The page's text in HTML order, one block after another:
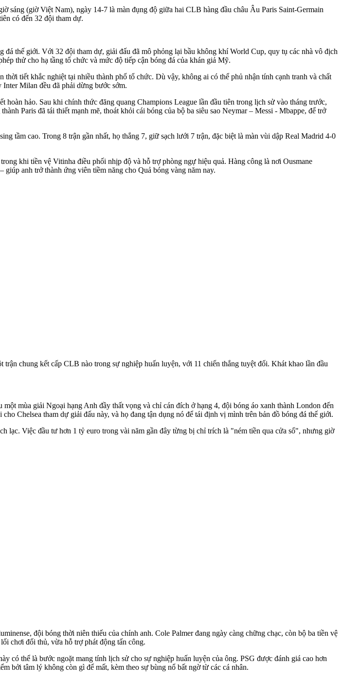
sáng (giờ Việt Nam), ngày 14-7 là màn đụng độ giữa hai CLB hàng đầu châu Âu Paris Saint-Germain
có đến 32 đội tham dự.
thế giới. Với 32 đội tham dự, giải đấu đã mô phỏng lại bầu không khí World Cup, quy tụ các nhà vô địch
thử cho hạ tầng tổ chức và mức độ tiếp cận bóng đá của khán giả Mỹ.
tiết khắc nghiệt tại nhiều thành phố tổ chức. Dù vậy, không ai có thể phủ nhận tính cạnh tranh và chất
Milan đều đã phải dừng bước sớm.
hảo. Sau khi chính thức đăng quang Champions League lần đầu tiên trong lịch sử vào tháng trước,
Paris đã tái thiết mạnh mẽ, thoát khỏi cái bóng của bộ ba siêu sao Neymar – Messi - Mbappe, để trở
tầm cao. Trong 8 trận gần nhất, họ thắng 7, giữ sạch lưới 7 trận, đặc biệt là màn vùi dập Real Madrid 4-0
khi tiền vệ Vitinha điều phối nhịp độ và hỗ trợ phòng ngự hiệu quả. Hàng công là nơi Ousmane
anh trở thành ứng viên tiềm năng cho Quả bóng vàng năm nay.
chung kết cấp CLB nào trong sự nghiệp huấn luyện, với 11 chiến thắng tuyệt đối. Khát khao lần đầu
mùa giải Ngoại hạng Anh đầy thất vọng và chỉ cán đích ở hạng 4, đội bóng áo xanh thành London đến
Chelsea tham dự giải đấu này, và họ đang tận dụng nó để tái định vị mình trên bản đồ bóng đá thế giới.
lạc. Việc đầu tư hơn 1 tỷ euro trong vài năm gần đây từng bị chỉ trích là "ném tiền qua cửa sổ", nhưng giờ
đội bóng thời niên thiếu của chính anh. Cole Palmer đang ngày càng chững chạc, còn bộ ba tiền vệ
chơi đối thủ, vừa hỗ trợ phát động tấn công.
có thể là bước ngoặt mang tính lịch sử cho sự nghiệp huấn luyện của ông. PSG được đánh giá cao hơn
bởi tâm lý không còn gì để mất, kèm theo sự bùng nổ bất ngờ từ các cá nhân.